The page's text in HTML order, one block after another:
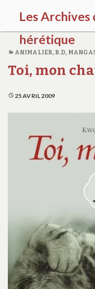
Les Archives
hérétique
2
0
5
2
ANIMALIER, B.D,
Toi, mon
25 AVRIL 2009